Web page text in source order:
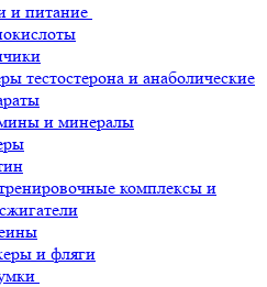
и питание
тестостерона и анаболические
и минералы
комплексы и
и фляги